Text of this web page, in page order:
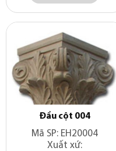
Đầu cột 004
Mã SP: EH20004
Xuất xứ: